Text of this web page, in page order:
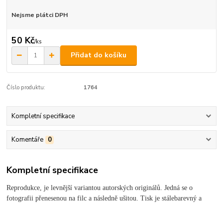
Nejsme plátci DPH
50 Kč/ks
Přidat do košíku
Číslo produktu: 1764
Kompletní specifikace
Komentáře 0
Kompletní specifikace
Reprodukce, je levnější variantou autorských originálů. Jedná se o
fotografii přenesenou na filc a následně ušitou. Tisk je stálebarevný a